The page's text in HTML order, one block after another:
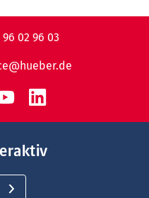
02 96 03